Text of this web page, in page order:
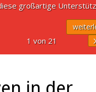
großartige
1 von 21